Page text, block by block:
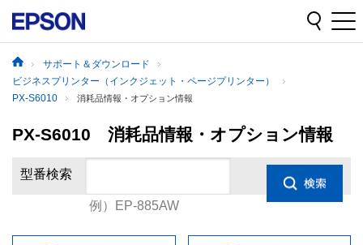
サポート＆ダウンロード
ビジネスプリンター（インクジェット・ページプリンター）
PX-S6010
消耗品情報・オプション情報
PX-S6010 消耗品情報・オプション情報
型番検索
例）EP-885AW